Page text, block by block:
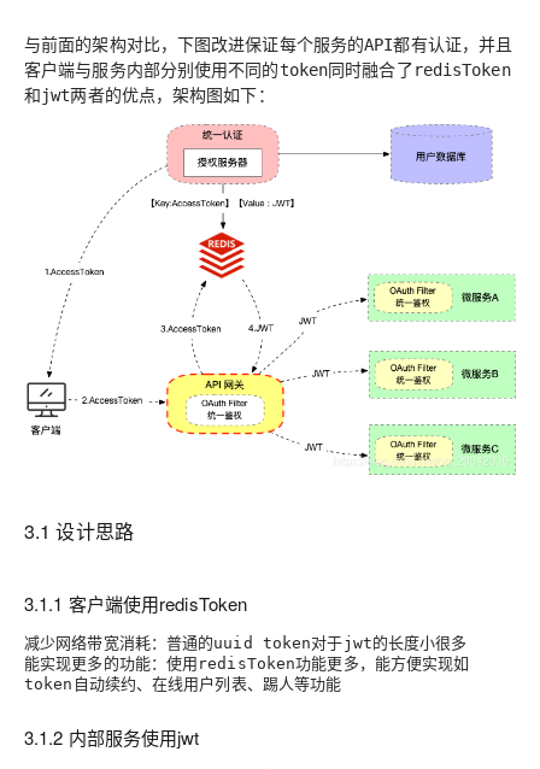
与前面的架构对比，下图改进保证每个服务的API都有认证，并且
客户端与服务内部分别使用不同的token同时融合了redisToken
和jwt两者的优点，架构图如下：
3.1 设计思路
3.1.1 客户端使用redisToken
减少网络带宽消耗：普通的uuid token对于jwt的长度小很多
能实现更多的功能：使用 redisToken功能更多，能方便实现如
token 自动续约、在线用户列表、踢人等功能
3.1.2 内部服务使用jwt